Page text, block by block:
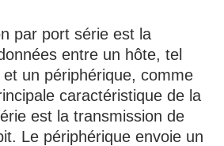
par port série est la
entre un hôte, tel
un périphérique, comme
caractéristique de la
est la transmission de
Le périphérique envoie un